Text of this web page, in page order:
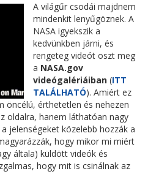
A világűr csodái majdnem
mindenkit lenyűgöznek. A
NASA igyekszik a
kedvünkben járni, és
rengeteg videót oszt meg
a NASA.gov
videógalériáiban(ITT
TALÁLHATÓ). Amiért ez
öncélú, érthetetlen és nehezen
oldalra, hanem láthatóan nagy
jelenségeket közelebb hozzák a
hogy mikor mi miért
általa) küldött videók és
hogy mit is csinálnak az